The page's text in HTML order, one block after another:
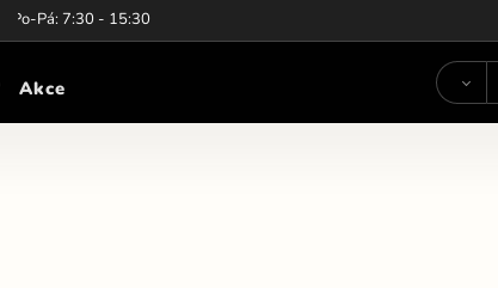
Po-Pá: 7:30 - 15:30
Akce